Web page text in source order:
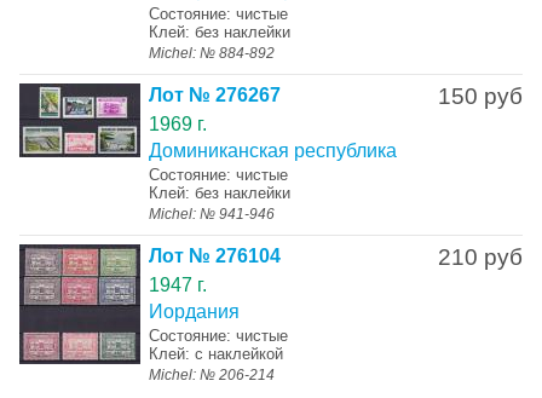
Состояние: чистые
Клей: без наклейки
Michel: № 884-892
150 руб
Лот № 276267
1969 г.
Доминиканская республика
Состояние: чистые
Клей: без наклейки
Michel: № 941-946
210 руб
Лот № 276104
1947 г.
Иордания
Состояние: чистые
Клей: с наклейкой
Michel: № 206-214